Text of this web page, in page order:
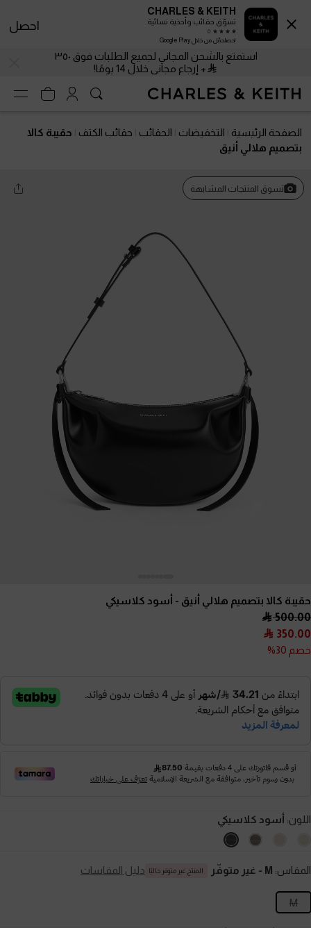
استمتع بالشحن المجاني لجميع الطلبات فوق ٣٥٠
+ إرجاع مجاني خلال 14 يومًا!
الصفحة الرئيسية التخفيضات الحقائب حقائب الكتف
حقيبة كالا
بتصميم هلالي أنيق
تسوق المنتجات المشابهة
حقيبة كالا بتصميم هلالي أنيق - أسود كلاسيكي
500.00
350.00
خصم 30%
اللون: أسود كلاسيكي
المقاس: M - غير متوفّر المنتج غير متوفر حاليًا دليل المقاسات
M
CHARLES & KEITH
تسوّق حقائب وأحذية نسائية
احصلحمّل من خلال Google Play
احصل